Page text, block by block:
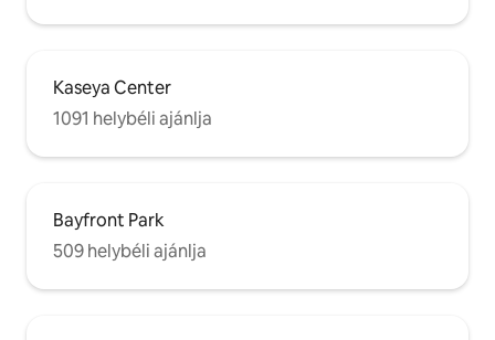
Kaseya Center
1091 helybéli ajánlja
Bayfront Park
509 helybéli ajánlja